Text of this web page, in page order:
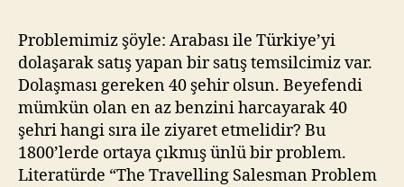
Problemimiz şöyle: Arabası ile Türkiye’yi
dolaşarak satış yapan bir satış temsilcimiz var.
Dolaşması gereken 40 şehir olsun. Beyefendi
mümkün olan en az benzini harcayarak 40
şehri hangi sıra ile ziyaret etmelidir? Bu
1800’lerde ortaya çıkmış ünlü bir problem.
Literatürde “The Travelling Salesman Problem